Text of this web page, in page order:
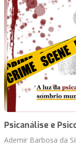
Psicanálise e
Ademir Barbosa da